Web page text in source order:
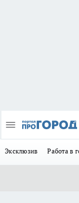
Эксклюзив Работа в